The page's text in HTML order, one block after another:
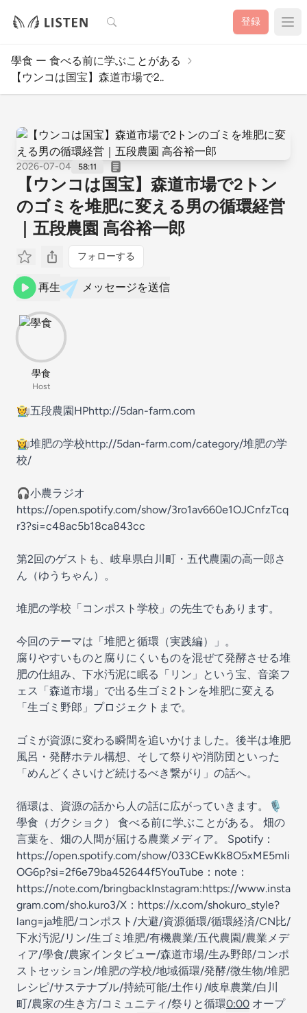
検索 登録
學食 ー 食べる前に学ぶことがある
【ウンコは国宝】森道市場で2..
2026-07-04 58:11
【ウンコは国宝】森道市場で2トン
のゴミを堆肥に変える男の循環経営
｜五段農園 高谷裕一郎
フォローする
再生 メッセージを送信
學食
Host
🧑‍🌾五段農園HPhttp://5dan-farm.com
👩‍🌾堆肥の学校http://5dan-farm.com/category/堆肥の学
校/
🎧小農ラジオ
https://open.spotify.com/show/3ro1av660e1OJCnfzTcq
r3?si=c48ac5b18ca843cc
第2回のゲストも、岐阜県白川町・五代農園の高一郎さ
ん（ゆうちゃん）。
堆肥の学校「コンポスト学校」の先生でもあります。
今回のテーマは「堆肥と循環（実践編）」。
腐りやすいものと腐りにくいものを混ぜて発酵させる堆
肥の仕組み、下水汚泥に眠る「リン」という宝、音楽フ
ェス「森道市場」で出る生ゴミ2トンを堆肥に変える
「生ゴミ野郎」プロジェクトまで。
ゴミが資源に変わる瞬間を追いかけました。後半は堆肥
風呂・発酵ホテル構想、そして祭りや消防団といった
「めんどくさいけど続けるべき繋がり」の話へ。
循環は、資源の話から人の話に広がっていきます。🎙
學食（ガクショク） 食べる前に学ぶことがある。 畑の
言葉を、畑の人間が届ける農業メディア。 Spotify：
https://open.spotify.com/show/033CEwKk8O5xME5mli
OG6p?si=2f6e79ba452644f5YouTube：note：
https://note.com/bringbackInstagram:https://www.insta
gram.com/sho.kuro3/X：https://x.com/shokuro_style?
lang=ja堆肥/コンポスト/大避/資源循環/循環経済/CN比/
下水汚泥/リン/生ゴミ堆肥/有機農業/五代農園/農業メデ
ィア/學食/農家インタビュー/森道市場/生み野郎/コンポ
ストセッション/堆肥の学校/地域循環/発酵/微生物/堆肥
レシピ/サステナブル/持続可能/土作り/岐阜農業/白川
町/農家の生き方/コミュニティ/祭りと循環0:00 オープ